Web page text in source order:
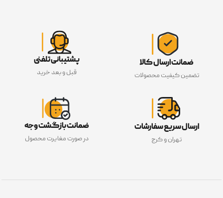
ضمانت ارسال کالا
تضمین کیفیت محصولات
پشتیبانی تلفنی
قبل و بعد خرید
ارسال سریع سفارشات
تهران و کرج
ضمانت بازگشت وجه
در صورت مغایرت محصول